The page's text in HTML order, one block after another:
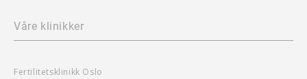
Våre klinikker
Fertilitetsklinikk Oslo